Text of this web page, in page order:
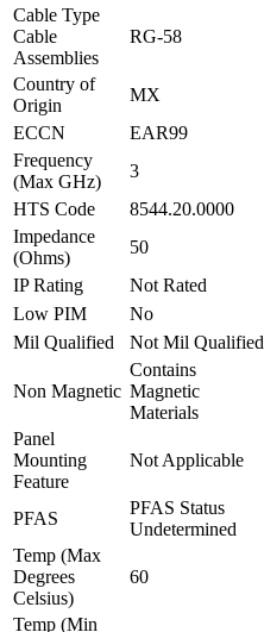
Cable Type
Cable
Assemblies
RG-58
Country of
Origin
MX
ECCN
EAR99
Frequency
(Max GHz)
3
HTS Code
8544.20.0000
Impedance
(Ohms)
50
IP Rating
Not Rated
Low PIM
No
Mil Qualified
Not Mil Qualified
Non Magnetic
Contains
Magnetic
Materials
Panel
Mounting
Feature
Not Applicable
PFAS
PFAS Status
Undetermined
Temp (Max
Degrees
Celsius)
60
Temp (Min